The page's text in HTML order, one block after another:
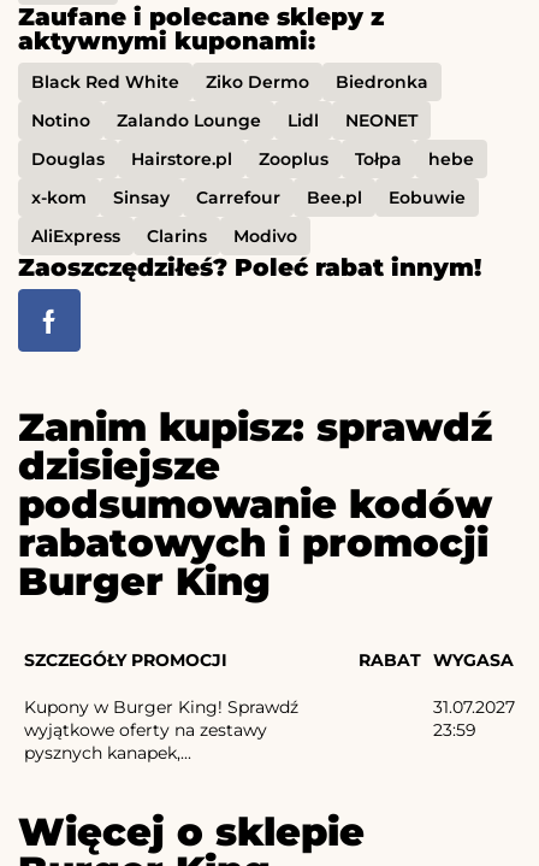
Zaufane i polecane sklepy z
aktywnymi kuponami:
Black Red White Ziko Dermo
Biedronka
Notino
Zalando Lounge Lidl
NEONET
Douglas
Hairstore.pl Zooplus Tołpa
hebe
x-kom
Sinsay Carrefour Bee.pl
Eobuwie
AliExpress
Clarins Modivo
Zaoszczędziłeś? Poleć rabat innym!
Zanim kupisz: sprawdź
dzisiejsze
podsumowanie kodów
rabatowych i promocji
Burger King
SZCZEGÓŁY PROMOCJI RABAT WYGASA
Kupony w Burger King! Sprawdź
wyjątkowe oferty na zestawy
pysznych kanapek,...
31.07.2027
23:59
Więcej o sklepie